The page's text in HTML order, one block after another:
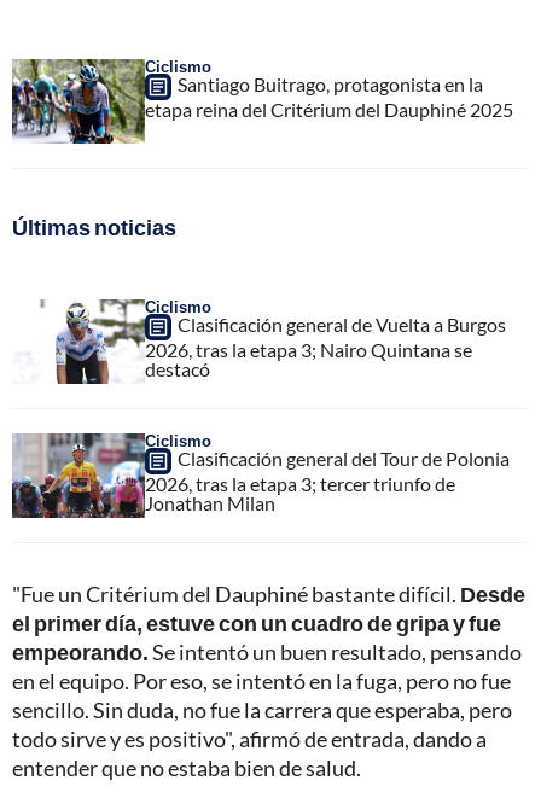
Ciclismo
Santiago Buitrago, protagonista en la
etapa reina del Critérium del Dauphiné 2025
Últimas noticias
Ciclismo
Clasificación general de Vuelta a Burgos
2026, tras la etapa 3; Nairo Quintana se
destacó
Ciclismo
Clasificación general del Tour de Polonia
2026, tras la etapa 3; tercer triunfo de
Jonathan Milan
"Fue un Critérium del Dauphiné bastante difícil. Desde
el primer día, estuve con un cuadro de gripa y fue
empeorando.Se intentó un buen resultado, pensando
en el equipo. Por eso, se intentó en la fuga, pero no fue
sencillo. Sin duda, no fue la carrera que esperaba, pero
todo sirve y es positivo", afirmó de entrada, dando a
entender que no estaba bien de salud.